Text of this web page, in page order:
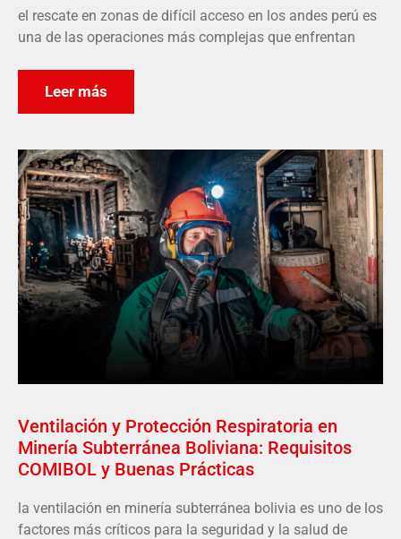
el rescate en zonas de difícil acceso en los andes perú es
una de las operaciones más complejas que enfrentan
Leer más
Ventilación y Protección Respiratoria en
Minería Subterránea Boliviana: Requisitos
COMIBOL y Buenas Prácticas
la ventilación en minería subterránea bolivia es uno de los
factores más críticos para la seguridad y la salud de